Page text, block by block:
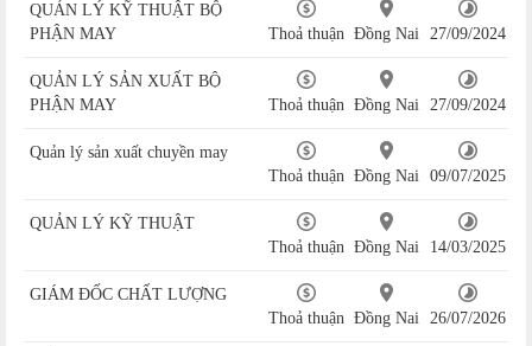
QUẢN LÝ KỸ THUẬT BỘ
PHẬN MAY
Thoả thuận Đồng Nai 27/09/2024
QUẢN LÝ SẢN XUẤT BỘ
PHẬN MAY
Thoả thuận Đồng Nai 27/09/2024
Quản lý sản xuất chuyền may
Thoả thuận Đồng Nai 09/07/2025
QUẢN LÝ KỸ THUẬT
Thoả thuận Đồng Nai 14/03/2025
GIÁM ĐỐC CHẤT LƯỢNG
Thoả thuận Đồng Nai 26/07/2026